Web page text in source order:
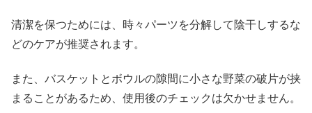
清潔を保つためには、時々パーツを分解して陰干しするな
どのケアが推奨されます。
また、バスケットとボウルの隙間に小さな野菜の破片が挟
まることがあるため、使用後のチェックは欠かせません。